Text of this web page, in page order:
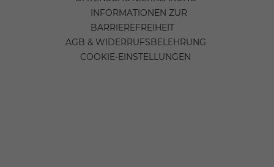
INFORMATIONEN ZUR
BARRIEREFREIHEIT
AGB & WIDERRUFSBELEHRUNG
COOKIE-EINSTELLUNGEN